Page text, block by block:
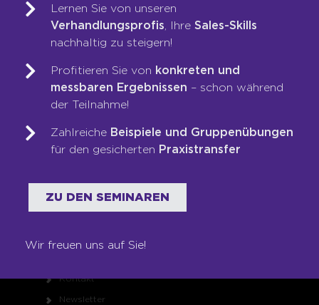
Unsere Werte
Auszeichnungen
Karriere
Franchise
Shop
RECHTLICHES
Kontakt
Newsletter
Lernen Sie von unseren
Verhandlungsprofis , IhreSales-Skills
nachhaltig zu steigern!
Profitieren Sie von konkreten und
messbaren Ergebnissen – schon während
der Teilnahme!
Zahlreiche Beispiele und Gruppenübungen
für den gesicherten Praxistransfer
ZU DEN SEMINAREN
Wir freuen uns auf Sie!